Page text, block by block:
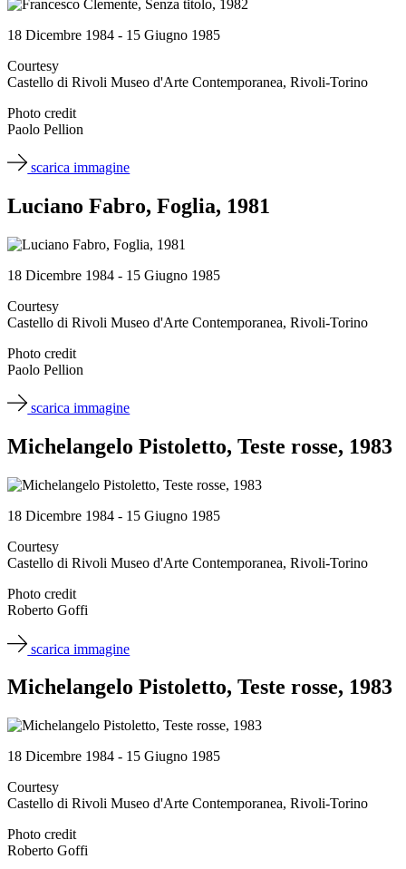
18 Dicembre 1984 - 15 Giugno 1985
Courtesy
Castello di Rivoli Museo d'Arte Contemporanea, Rivoli-Torino
Photo credit
Paolo Pellion
scarica immagine
Luciano Fabro, Foglia, 1981
18 Dicembre 1984 - 15 Giugno 1985
Courtesy
Castello di Rivoli Museo d'Arte Contemporanea, Rivoli-Torino
Photo credit
Paolo Pellion
scarica immagine
Michelangelo Pistoletto, Teste rosse, 1983
18 Dicembre 1984 - 15 Giugno 1985
Courtesy
Castello di Rivoli Museo d'Arte Contemporanea, Rivoli-Torino
Photo credit
Roberto Goffi
scarica immagine
Michelangelo Pistoletto, Teste rosse, 1983
18 Dicembre 1984 - 15 Giugno 1985
Courtesy
Castello di Rivoli Museo d'Arte Contemporanea, Rivoli-Torino
Photo credit
Roberto Goffi